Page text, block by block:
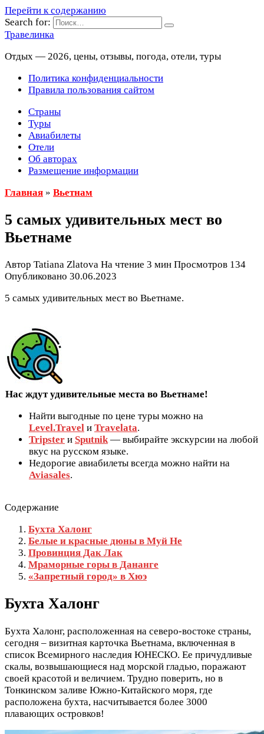
Перейти к содержанию
Search for:
Травелинка
Отдых — 2026, цены, отзывы, погода, отели, туры
Политика конфиденциальности
Правила пользования сайтом
Страны
Туры
Авиабилеты
Отели
Об авторах
Размещение информации
Главная » Вьетнам
5 самых удивительных мест во
Вьетнаме
Автор Tatiana Zlatova На чтение 3 мин Просмотров 134
Опубликовано 30.06.2023
5 самых удивительных мест во Вьетнаме.
Нас ждут удивительные места во Вьетнаме!
Найти выгодные по цене туры можно на
Level.Travel и Travelata.
Tripster и Sputnik— выбирайте экскурсии на любой
вкус на русском языке.
Недорогие авиабилеты всегда можно найти на
Aviasales.
Содержание
Бухта Халонг
Белые и красные дюны в Муй Не
Провинция Дак Лак
Мраморные горы в Дананге
«Запретный город» в Хюэ
Бухта Халонг
Бухта Халонг, расположенная на северо-востоке страны,
сегодня – визитная карточка Вьетнама, включенная в
список Всемирного наследия ЮНЕСКО. Ее причудливые
скалы, возвышающиеся над морской гладью, поражают
своей красотой и величием. Трудно поверить, но в
Тонкинском заливе Южно-Китайского моря, где
расположена бухта, насчитывается более 3000
плавающих островков!